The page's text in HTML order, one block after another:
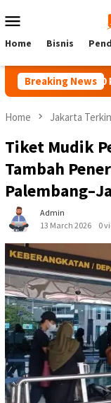
to
Menu
Home Bisnis
Breaking News
140
Home Jakarta
Tiket Mudik
Tambah
Admin
13 March 2026
0